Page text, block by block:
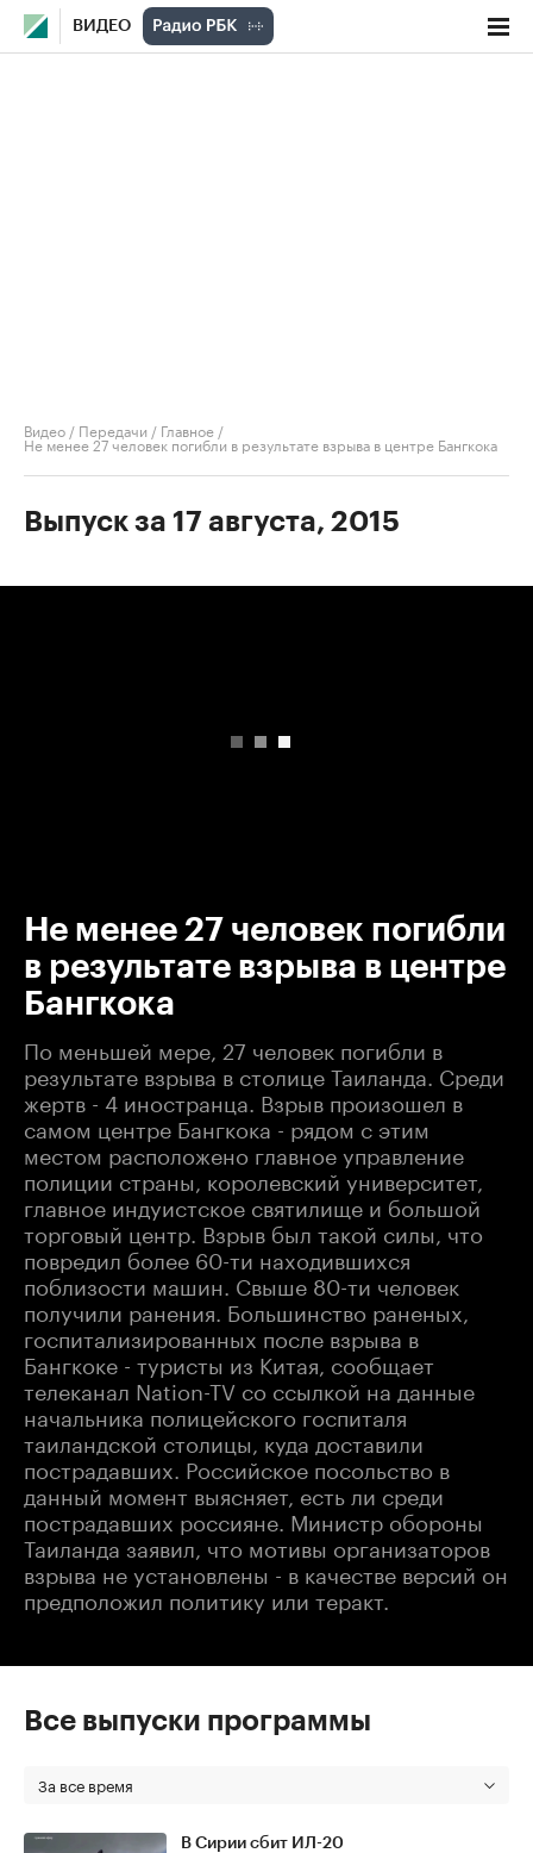
ВИДЕО
Видео / Передачи / Главное /
Не менее 27 человек погибли в результате взрыва в центре Бангкока
Выпуск за 17 августа, 2015
Не менее 27 человек погибли
в результате взрыва в центре
Бангкока
По меньшей мере, 27 человек погибли в
результате взрыва в столице Таиланда. Среди
жертв - 4 иностранца. Взрыв произошел в
самом центре Бангкока - рядом с этим
местом расположено главное управление
полиции страны, королевский университет,
главное индуистское святилище и большой
торговый центр. Взрыв был такой силы, что
повредил более 60-ти находившихся
поблизости машин. Свыше 80-ти человек
получили ранения. Большинство раненых,
госпитализированных после взрыва в
Бангкоке - туристы из Китая, сообщает
телеканал Nation-TV со ссылкой на данные
начальника полицейского госпиталя
таиландской столицы, куда доставили
пострадавших. Российское посольство в
данный момент выясняет, есть ли среди
пострадавших россияне. Министр обороны
Таиланда заявил, что мотивы организаторов
взрыва не установлены - в качестве версий он
предположил политику или теракт.
Все выпуски программы
За все время
В Сирии сбит ИЛ-20